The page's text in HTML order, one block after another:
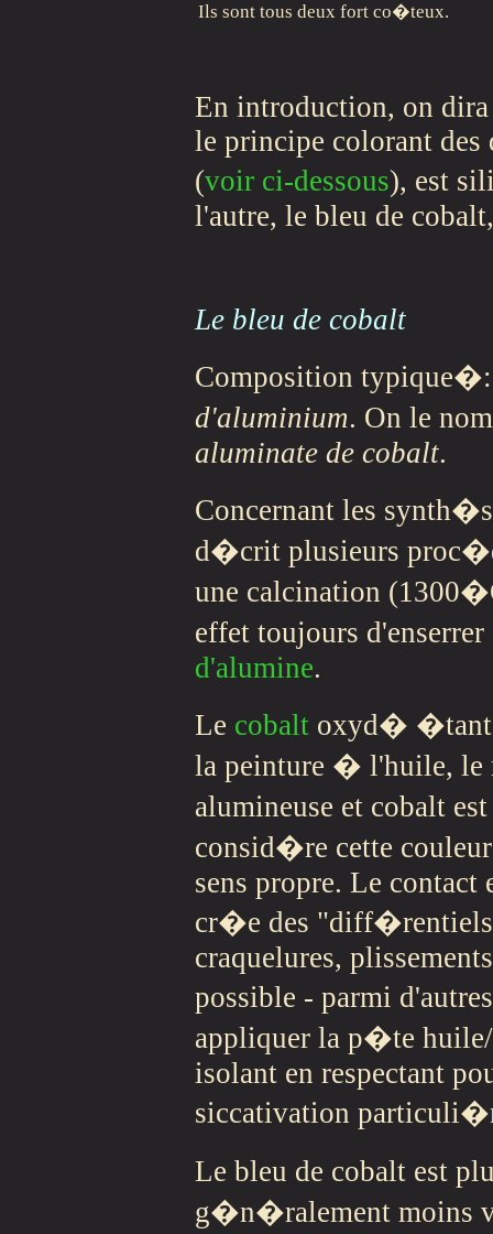
Ils sont tous deux fort co�teux.
En introduction, on
le principe colorant
(voir ci-dessous), est
l'autre, le bleu de
Le bleu de cobalt
Composition
d'aluminium. On le
aluminate de cobalt.
Concernant les
d�crit plusieurs
une calcination
effet toujours
d'alumine.
Le cobalt oxyd� �tant
la peinture � l'huile, le
alumineuse et cobalt
consid�re cette
sens propre. Le
cr�e des
craquelures,
possible - parmi
appliquer la p�te huile/
isolant en respectant
siccativation
Le bleu de cobalt est
g�n�ralement moins